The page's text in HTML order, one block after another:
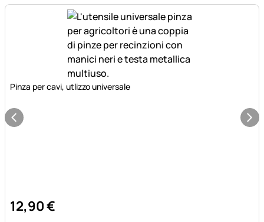
Pinza per cavi, utlizzo universale
12,90€